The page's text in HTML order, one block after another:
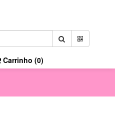
Carrinho (0)